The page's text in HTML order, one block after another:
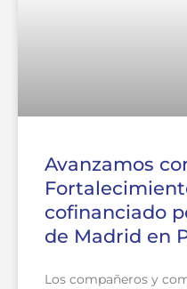
Avanzamos
cofinanciado
de Madrid en
Los compañeros y